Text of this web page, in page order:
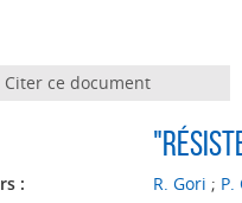
Citer ce document
: R. Gori ; P.